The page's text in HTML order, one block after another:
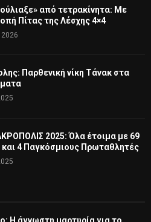
από τετρακίνητα: Με
Πίτας της Λέσχης 4×4
Παρθενική νίκη Τάνακ στα
2025: Όλα έτοιμα με 69
4 Παγκόσμιους Πρωταθλητές